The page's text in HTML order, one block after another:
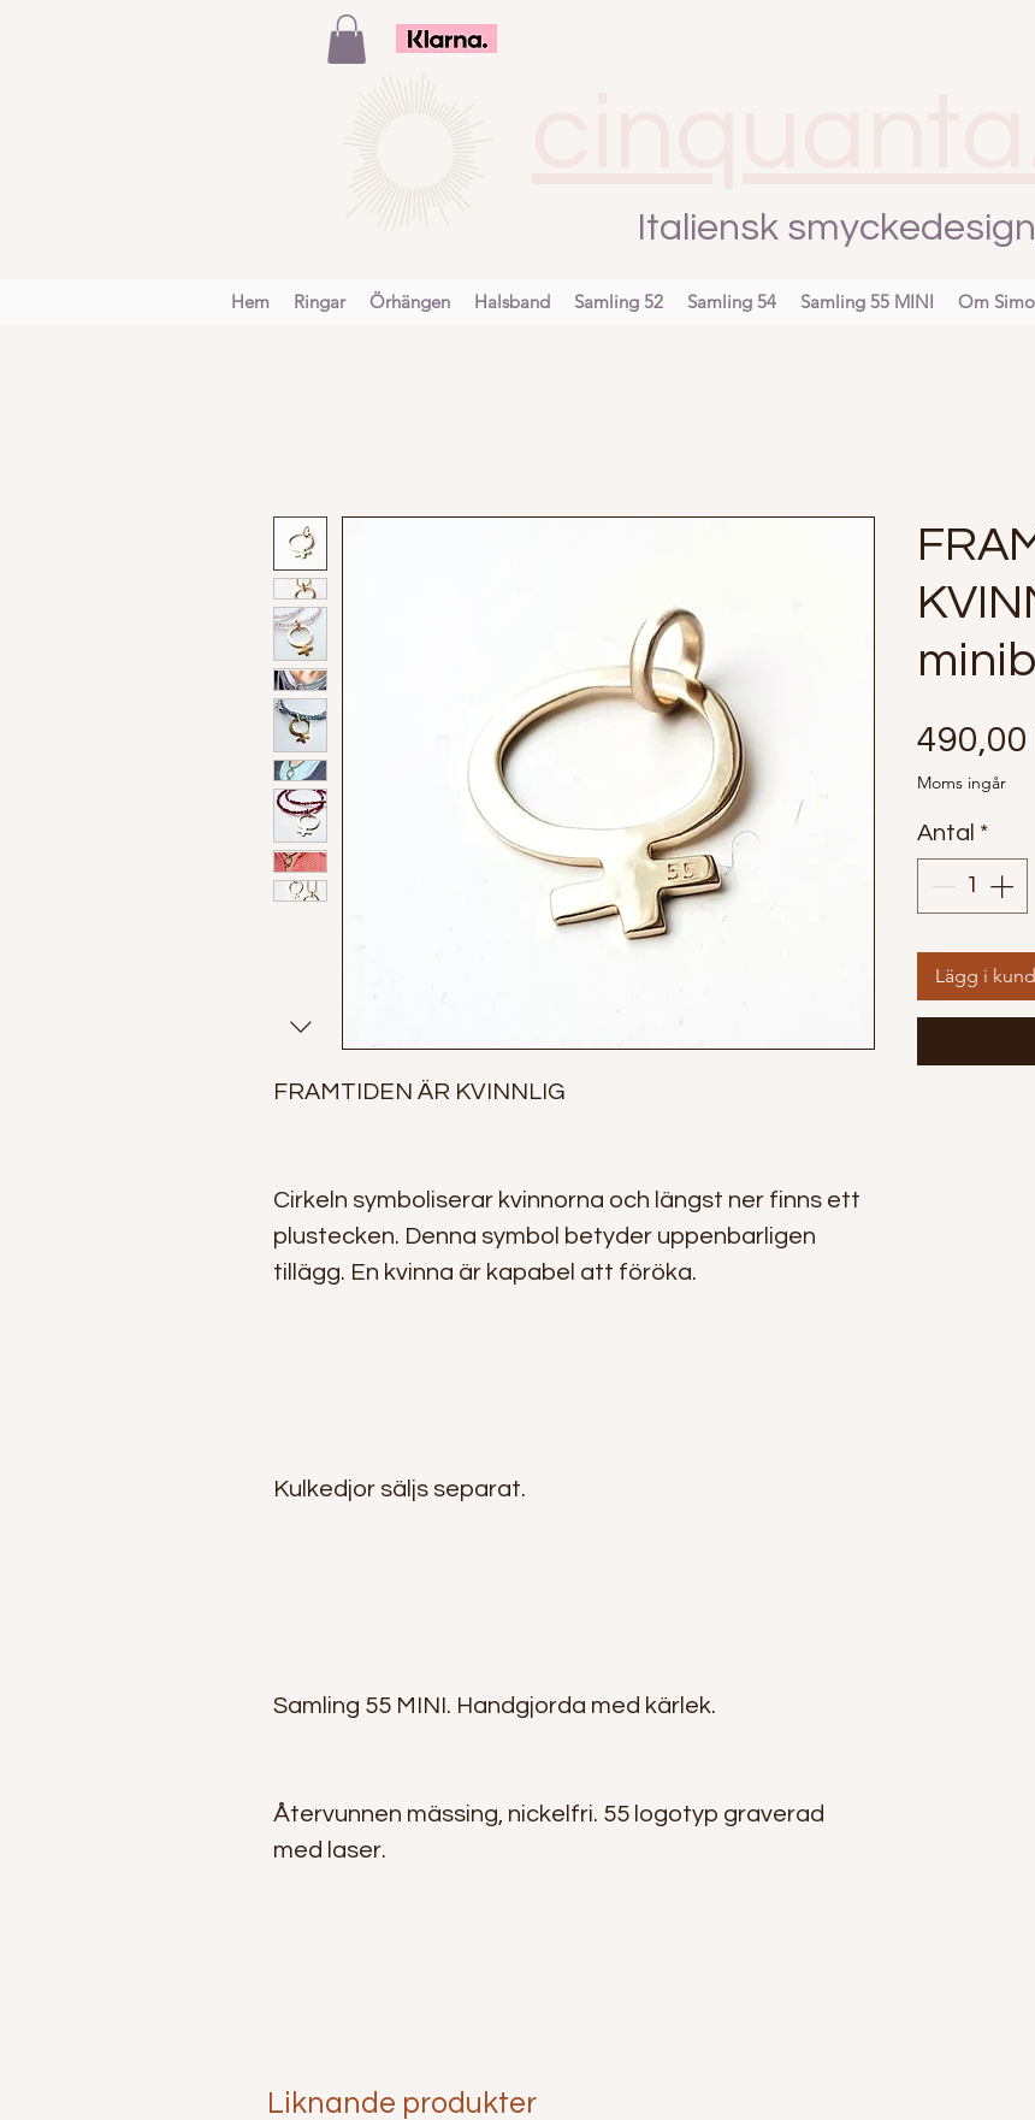
Italiensk
Hem Ringar Örhängen Halsband Samling 52 Samling 54 Samling 55 MINI Om
FRAMTIDEN ÄR KVINNLIG
Cirkeln symboliserar kvinnorna och längst ner finns ett
plustecken. Denna symbol betyder uppenbarligen
tillägg. En kvinna är kapabel att föröka.
Kulkedjor säljs separat.
Samling 55 MINI. Handgjorda med kärlek.
Återvunnen mässing, nickelfri. 55 logotyp graverad
med laser.
490,00
Moms ingår
Antal *
Lägg i
Liknande produkter